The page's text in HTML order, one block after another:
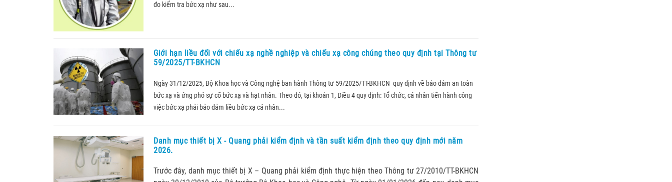
đo kiểm tra bức xạ như sau...
Giới hạn liều đối với chiếu xạ nghề nghiệp và chiếu xạ công chúng theo quy định tại Thông tư
59/2025/TT-BKHCN
Ngày 31/12/2025, Bộ Khoa học và Công nghệ ban hành Thông tư 59/2025/TT-BKHCN quy định về bảo đảm an toàn
bức xạ và ứng phó sự cố bức xạ và hạt nhân. Theo đó, tại khoản 1, Điều 4 quy định: Tổ chức, cá nhân tiến hành công
việc bức xạ phải bảo đảm liều bức xạ cá nhân...
Danh mục thiết bị X - Quang phải kiểm định và tần suất kiểm định theo quy định mới năm
2026.
Trước đây, danh mục thiết bị X – Quang phải kiểm định thực hiện theo Thông tư 27/2010/TT-BKHCN